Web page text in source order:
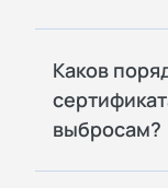
Каков
выбросам?